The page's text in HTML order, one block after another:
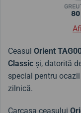
80
Ceasul Orient
Classic și, datorită
special pentru
zilnică.
Carcasa ceasului